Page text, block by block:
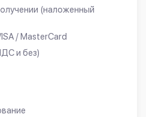
(наложенный
/ MasterCard
и без)